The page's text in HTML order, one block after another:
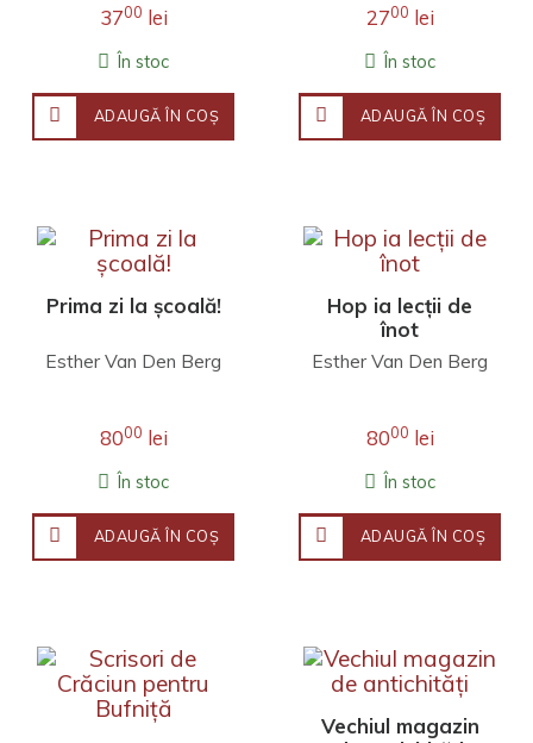
3700 lei
În stoc
ADAUGĂ ÎN COŞ
2700 lei
În stoc
ADAUGĂ ÎN COŞ
Prima zi la școală!
Esther Van Den Berg
8000 lei
În stoc
ADAUGĂ ÎN COŞ
Hop ia lecții de
înot
Esther Van Den Berg
8000 lei
În stoc
ADAUGĂ ÎN COŞ
Vechiul magazin